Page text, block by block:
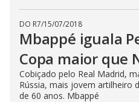
DO R7/15/07/2018
Mbappé iguala
Copa maior que
Cobiçado pelo Real Madrid,
Rússia, mais jovem artilheiro
de 60 anos. Mbappé